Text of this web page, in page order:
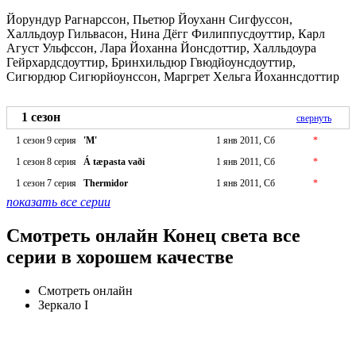
Йорундур Рагнарссон, Пьетюр Йоуханн Сигфуссон,
Халльдоур Гильвасон, Нина Дёгг Филиппусдоуттир, Карл
Агуст Ульфссон, Лара Йоханна Йонсдоттир, Халльдоура
Гейрхардсдоуттир, Бринхильдюр Гвюдйоунсдоуттир,
Сигюрдюр Сигюрйоунссон, Маргрет Хельга Йоханнсдоттир
1 сезон
свернуть
1 сезон 9 серия
'M' 1 янв 2011, Сб
*
1 сезон 8 серия
Á tæpasta vaði 1 янв 2011, Сб
*
1 сезон 7 серия
Thermidor 1 янв 2011, Сб *
показать все серии
Смотреть онлайн Конец света все
серии в хорошем качестве
Смотреть онлайн
Зеркало I